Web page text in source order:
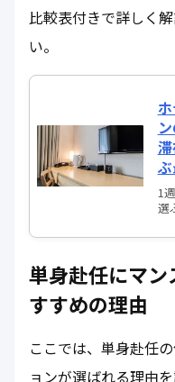
比較表付きで詳しく
い。
1
選
単身赴任にマ
すすめの理由
ここでは、単身赴任
ョンが選ばれる理由